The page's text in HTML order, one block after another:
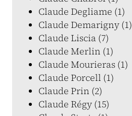
Claude Degliame (1)
Claude Demarigny (1)
Claude Liscia (7)
Claude Merlin (1)
Claude Mourieras (1)
Claude Porcell (1)
Claude Prin (2)
Claude Régy (15)